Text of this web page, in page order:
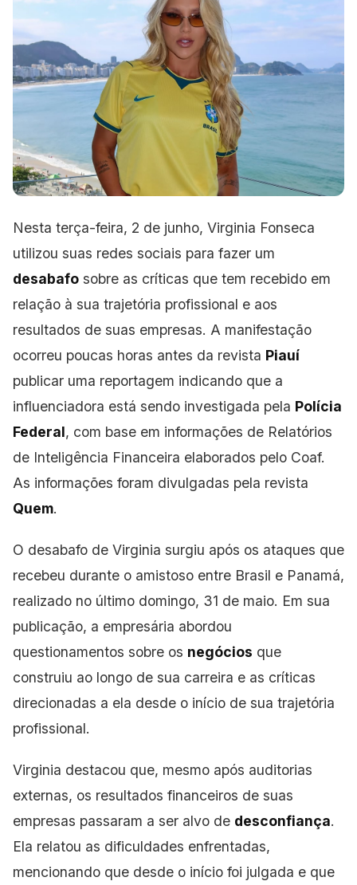
Nesta terça-feira, 2 de junho, Virginia Fonseca
utilizou suas redes sociais para fazer um
desabafo sobre as críticas que tem recebido em
relação à sua trajetória profissional e aos
resultados de suas empresas. A manifestação
ocorreu poucas horas antes da revista Piauí
publicar uma reportagem indicando que a
influenciadora está sendo investigada pela Polícia
Federal, com base em informações de Relatórios
de Inteligência Financeira elaborados pelo Coaf.
As informações foram divulgadas pela revista
Quem.
O desabafo de Virginia surgiu após os ataques que
recebeu durante o amistoso entre Brasil e Panamá,
realizado no último domingo, 31 de maio. Em sua
publicação, a empresária abordou
questionamentos sobre os negócios que
construiu ao longo de sua carreira e as críticas
direcionadas a ela desde o início de sua trajetória
profissional.
Virginia destacou que, mesmo após auditorias
externas, os resultados financeiros de suas
empresas passaram a ser alvo de desconfiança.
Ela relatou as dificuldades enfrentadas,
mencionando que desde o início foi julgada e que